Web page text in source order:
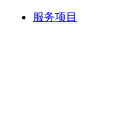
服务项目